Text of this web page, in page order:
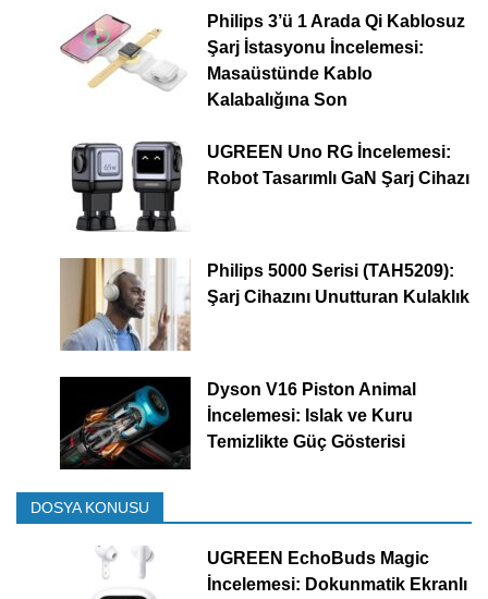
Philips 3’ü 1 Arada Qi Kablosuz
Şarj İstasyonu İncelemesi:
Masaüstünde Kablo
Kalabalığına Son
UGREEN Uno RG İncelemesi:
Robot Tasarımlı GaN Şarj Cihazı
Philips 5000 Serisi (TAH5209):
Şarj Cihazını Unutturan Kulaklık
Dyson V16 Piston Animal
İncelemesi: Islak ve Kuru
Temizlikte Güç Gösterisi
DOSYA KONUSU
UGREEN EchoBuds Magic
İncelemesi: Dokunmatik Ekranlı